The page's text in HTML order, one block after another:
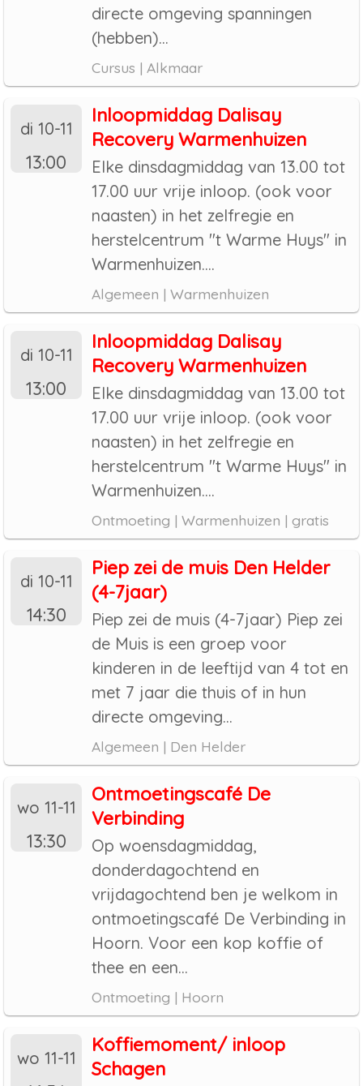
directe omgeving spanningen
(hebben)...
Cursus | Alkmaar
di 10-11
13:00
Inloopmiddag Dalisay
Recovery Warmenhuizen
Elke dinsdagmiddag van 13.00 tot
17.00 uur vrije inloop. (ook voor
naasten) in het zelfregie en
herstelcentrum "t Warme Huys" in
Warmenhuizen....
Algemeen | Warmenhuizen
di 10-11
13:00
Inloopmiddag Dalisay
Recovery Warmenhuizen
Elke dinsdagmiddag van 13.00 tot
17.00 uur vrije inloop. (ook voor
naasten) in het zelfregie en
herstelcentrum "t Warme Huys" in
Warmenhuizen....
Ontmoeting | Warmenhuizen | gratis
di 10-11
14:30
Piep zei de muis Den Helder
(4-7jaar)
Piep zei de muis (4-7jaar) Piep zei
de Muis is een groep voor
kinderen in de leeftijd van 4 tot en
met 7 jaar die thuis of in hun
directe omgeving...
Algemeen | Den Helder
wo 11-11
13:30
Ontmoetingscafé De
Verbinding
Op woensdagmiddag,
donderdagochtend en
vrijdagochtend ben je welkom in
ontmoetingscafé De Verbinding in
Hoorn. Voor een kop koffie of
thee en een...
Ontmoeting | Hoorn
wo 11-11
Koffiemoment/ inloop
Schagen